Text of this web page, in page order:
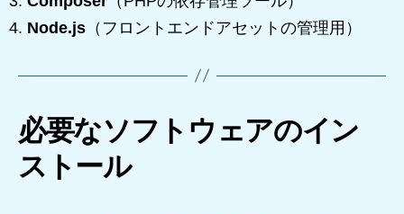
Node.js （フロントエンドアセットの管理用）
必要なソフトウェアのイン
ストール